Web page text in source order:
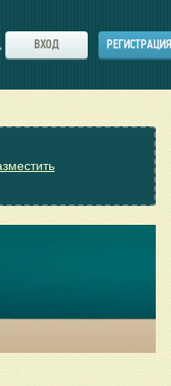
ВХОД РЕГИСТРАЦИЯ